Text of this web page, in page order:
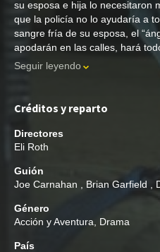
su esposa e hija lo necesitaron
que la policía no lo ayudaría a
sangre fría de su esposa, el
apodarán en las calles, hará
Seguir leyendo
Créditos y reparto
Directores
Eli Roth
Guión
Joe Carnahan
Brian Garfield
Género
Acción y Aventura
Drama
País